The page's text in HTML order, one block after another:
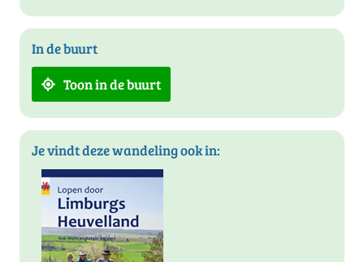
In de buurt
Toon in de buurt
Je vindt deze wandeling ook in: